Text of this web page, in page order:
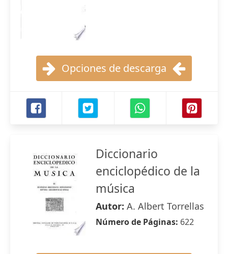
Opciones de descarga
Diccionario
enciclopédico de la
música
Autor: A. Albert Torrellas
Número de Páginas: 622